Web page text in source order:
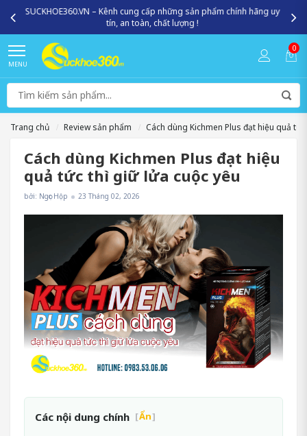
SUCKHOE360.VN – Kênh cung cấp những sản phẩm chính hãng uy
tín, an toàn, chất lượng !
MENU
0
Trang chủ Review sản phẩm Cách dùng Kichmen Plus đạt hiệu quả
Cách dùng Kichmen Plus đạt hiệu
quả tức thì giữ lửa cuộc yêu
bởi: Ngọc Hộp 23 Tháng 02, 2026
Các nội dung chính [Ẩn]